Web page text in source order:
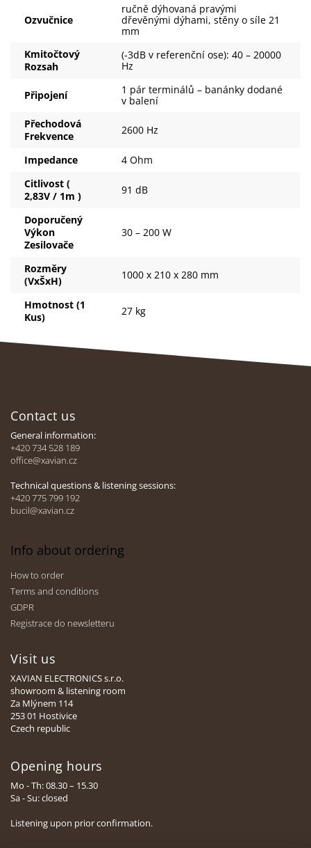
Ozvučnice
ručně dýhovaná pravými
dřevěnými dýhami, stěny o síle 21
mm
Kmitočtový
Rozsah
(-3dB v referenční ose): 40 – 20000
Hz
Připojení
1 pár terminálů – banánky dodané
v balení
Přechodová
Frekvence
2600 Hz
Impedance
4 Ohm
Citlivost (
2,83V / 1m )
91 dB
Doporučený
Výkon
Zesilovače
30 – 200 W
Rozměry
(VxŠxH)
1000 x 210 x 280 mm
Hmotnost (1
Kus)
27 kg
Contact us
General information:
+420 734 528 189
office@xavian.cz
Technical questions & listening sessions:
+420 775 799 192
bucil@xavian.cz
Info about ordering
How to order
Terms and conditions
GDPR
Registrace do newsletteru
Visit us
XAVIAN ELECTRONICS s.r.o.
showroom & listening room
Za Mlýnem 114
253 01 Hostivice
Czech republic
Opening hours
Mo - Th: 08.30 – 15.30
Sa - Su: closed
Listening upon prior confirmation.